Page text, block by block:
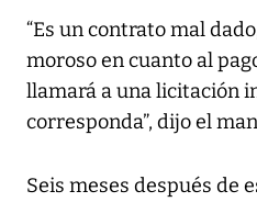
“Es un contrato mal
moroso en cuanto al
llamará a una licitación
corresponda”, dijo el
Seis meses después de